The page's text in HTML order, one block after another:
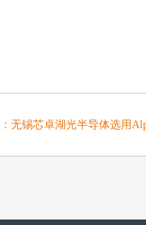
无锡芯卓湖光半导体选用